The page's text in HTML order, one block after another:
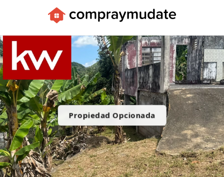
Propiedad Opcionada